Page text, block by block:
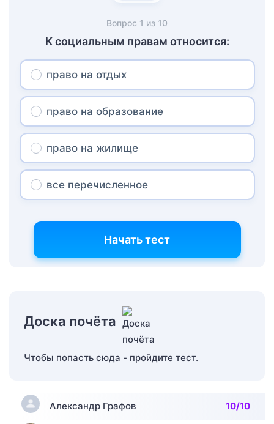
Вопрос 1 из 10
К социальным правам относится:
право на отдых
право на образование
право на жилище
все перечисленное
Начать тест
Доска почёта
Чтобы попасть сюда - пройдите тест.
Александр Графов 10/10